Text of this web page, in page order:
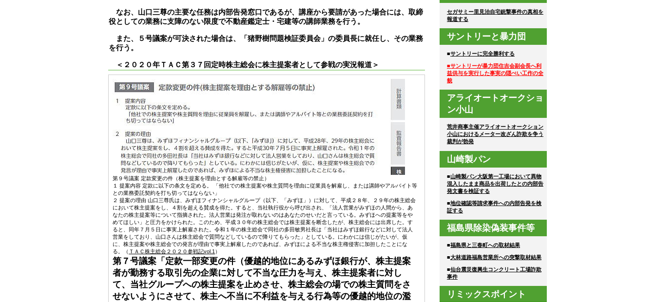
なお、山口三尊の主要な任務は内部告発窓口であるが、講座から要請があった場合には、取締
役としての業務に支障のない限度で不動産鑑定士・宅建等の講師業務を行う。
また、５号議案が可決された場合は、「猪野樹問題検証委員会」の委員長に就任し、その業務
を行う。
＜２０２０年ＴＡＣ第３７回定時株主総会に株主提案者として参戦の実況報道＞
第９号議案 定款変更の件（株主提案を理由とする解雇等の禁止）
１ 提案内容 定款に以下の条文を定める。 「他社での株主提案や株主質問を理由に従業員を解雇し、または講師やアルバイト等
との業務委託契約を打ち切ってはならない」
２ 提案の理由 山口三尊氏は、みずほフィナンシャルグループ（以下、「みずほ」）に対して、平成２８年、２９年の株主総会
において株主提案をし、４割を超える賛成を得た。すると、当社執行役から呼び出され、「法人営業がみずほの人間から、あ
なたの株主提案等について指摘された。法人営業は発注が取れないのはあなたのせいだと言っている。みずほへの提案等をや
めてほしい」と圧力をかけられた。このため、平成３０年の株主総会では株主提案を断念したが、株主総会には出席した。す
ると、同年７月５日に事実上解雇された。令和１年の株主総会で同社の多田敏男社長は「当社はみずほ銀行などに対して法人
営業をしており、山口さんは株主総会で質問などしているので降りてもらった」としている。にわかには信じがたいが、仮
に、株主提案や株主総会での発言が理由で事実上解雇したのであれば、みずほによる不当な株主権侵害に加担したことにな
る。（ ＴＡＣ株主総会２０２０参戦記vol.1 ）
第７号議案「定款一部変更の件（優越的地位にあるみずほ銀行が、株主提案
者が勤務する取引先の企業に対して不当な圧力を与え、株主提案者に対し
て、当社グループへの株主提案を止めさせ、株主総会の場での株主質問をさ
せないようにさせて、株主へ不当に不利益を与える行為等の優越的地位の濫
セガサミー里見治自宅銃撃事件の真相を
報道する
サントリーと暴力団
■サントリーに完全勝利する
■サントリーが暴力団住吉会副会長へ利
益供与を実行した事実の隠ぺい工作の全
貌
アライオートオークショ
ン小山
荒井商事主催アライオートオークション
小山におけるメーター改ざん詐欺を争う
裁判が勃発
山崎製パン
■山崎製パン大阪第一工場において異物
混入したまま商品を出荷したとの内部告
発文書を検証する
■地位確認等請求事件への内部告発を検
証する
福島県除染偽装事件等
■福島県と三春町への取材結果
■大林道路福島営業所への突撃取材結果
■仙台震災復興生コンクリート工場詐欺
事件
リミックスポイント